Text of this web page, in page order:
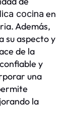
cocina en
Además,
su aspecto y
de la
y
una
la